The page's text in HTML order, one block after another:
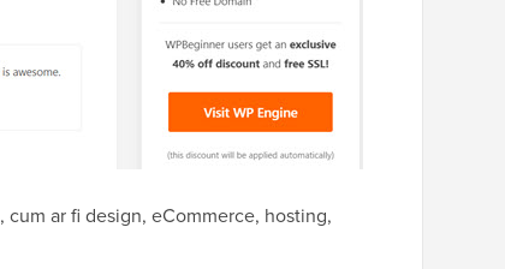
ar fi design, eCommerce, hosting,